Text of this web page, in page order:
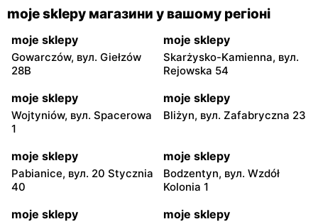
moje sklepy магазини у вашому регіоні
moje sklepy
Gowarczów, вул. Giełzów
28B
moje sklepy
Skarżysko-Kamienna, вул.
Rejowska 54
moje sklepy
Wojtyniów, вул. Spacerowa
1
moje sklepy
Bliżyn, вул. Zafabryczna 23
moje sklepy
Pabianice, вул. 20 Stycznia
40
moje sklepy
Bodzentyn, вул. Wzdół
Kolonia 1
moje sklepy moje sklepy